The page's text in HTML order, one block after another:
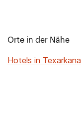
Orte in der Nähe
Hotels in Texarkana